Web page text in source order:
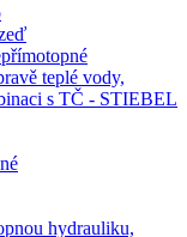
teplé vody,
s TČ - STIEBEL
hydrauliku,